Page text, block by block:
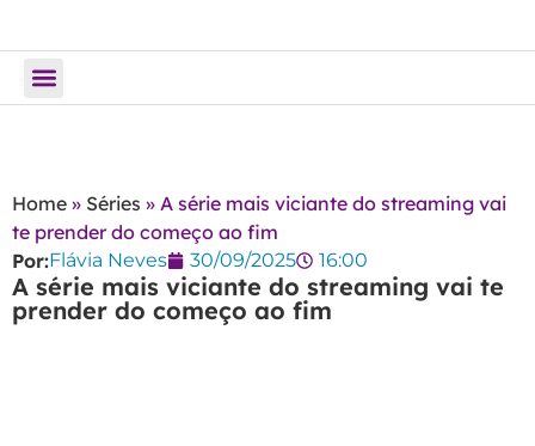
Home » Séries » A série mais viciante do streaming vai
te prender do começo ao fim
Por:Flávia Neves 30/09/2025 16:00
A série mais viciante do streaming vai te
prender do começo ao fim